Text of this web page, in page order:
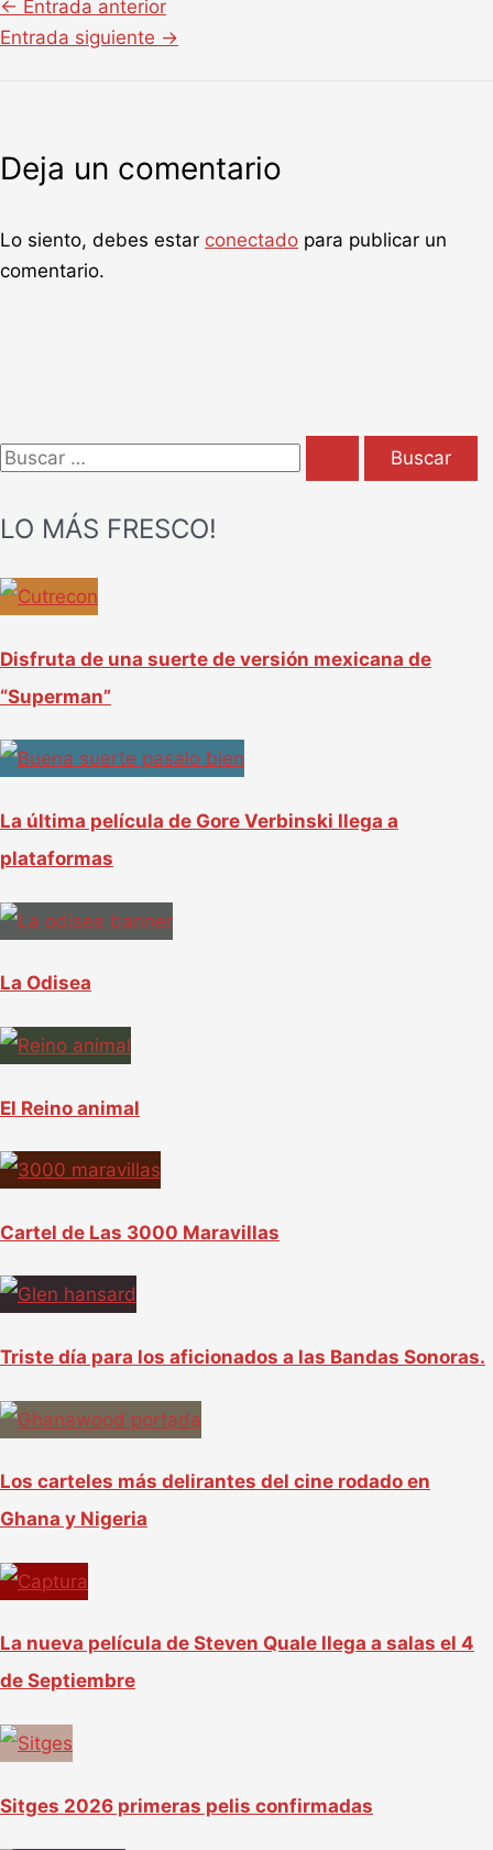
← Entrada anterior
Entrada siguiente →
Deja un comentario
Lo siento, debes estar conectado para publicar un
comentario.
B
r
LO MÁS FRESCO!
Disfruta de una suerte de versión mexicana de
“Superman”
La última película de Gore Verbinski llega a
plataformas
La Odisea
El Reino animal
Cartel de Las 3000 Maravillas
Triste día para los aficionados a las Bandas Sonoras.
Los carteles más delirantes del cine rodado en
Ghana y Nigeria
La nueva película de Steven Quale llega a salas el 4
de Septiembre
Sitges 2026 primeras pelis confirmadas